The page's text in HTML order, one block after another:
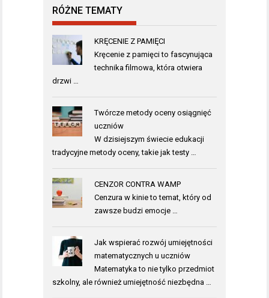
RÓŻNE TEMATY
KRĘCENIE Z PAMIĘCI
Kręcenie z pamięci to fascynująca
technika filmowa, która otwiera
drzwi …
Twórcze metody oceny osiągnięć
uczniów
W dzisiejszym świecie edukacji
tradycyjne metody oceny, takie jak testy …
CENZOR CONTRA WAMP
Cenzura w kinie to temat, który od
zawsze budzi emocje …
Jak wspierać rozwój umiejętności
matematycznych u uczniów
Matematyka to nie tylko przedmiot
szkolny, ale również umiejętność niezbędna …